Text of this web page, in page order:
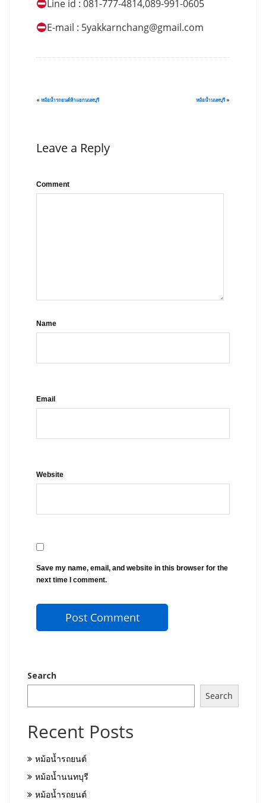
Line id : 081-777-4814,089-991-0605
E-mail : 5yakkarnchang@gmail.com
« หม้อน้ำรถยนต์ห้าแยกนนทบุรี หม้อน้ำนนทบุรี»
Leave a Reply
Comment
Name
Email
Website
Save my name, email, and website in this browser for the
next time I comment.
Search
Search
Recent Posts
หม้อน้ำรถยนต์
หม้อน้ำนนทบุรี
หม้อน้ำรถยนต์